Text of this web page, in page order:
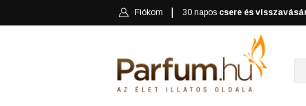
Fiókom 30 napos csere és